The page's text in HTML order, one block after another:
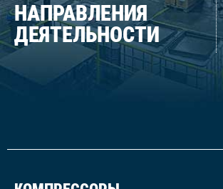
НАПРАВЛЕНИЯ
ДЕЯТЕЛЬНОСТИ